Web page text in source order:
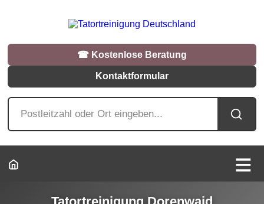
☎︎ Kostenlose Beratung
Kontaktformular